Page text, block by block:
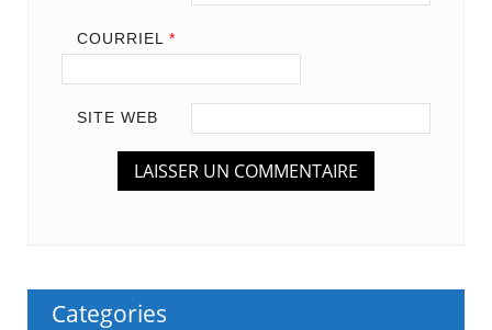
COURRIEL *
SITE WEB
Categories